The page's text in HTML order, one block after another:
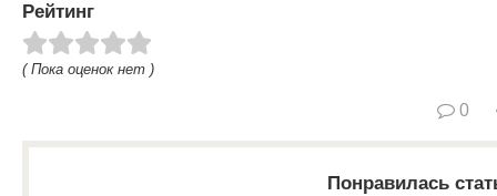
Рейтинг
( Пока оценок нет )
0
Понравилась